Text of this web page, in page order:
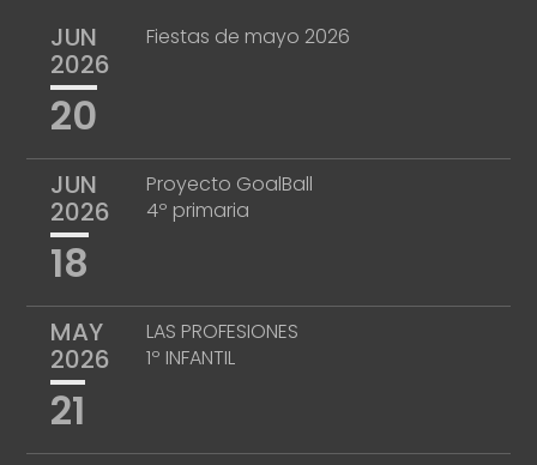
JUN
2026
20
Fiestas de mayo 2026
JUN
2026
18
Proyecto GoalBall
4º primaria
MAY
2026
21
LAS PROFESIONES
1º INFANTIL